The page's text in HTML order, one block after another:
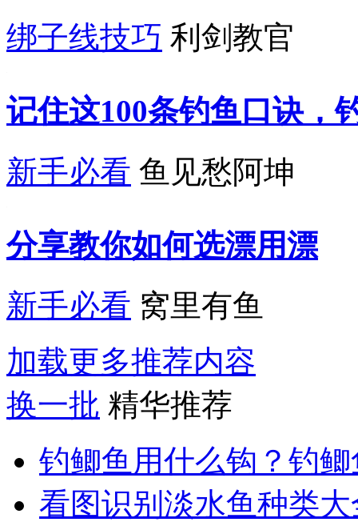
绑子线技巧 利剑教官
记住这100条钓鱼口诀，
新手必看 鱼见愁阿坤
分享教你如何选漂用漂
新手必看 窝里有鱼
加载更多推荐内容
换一批 精华推荐
钓鲫鱼用什么钩？钓
看图识别淡水鱼种类大